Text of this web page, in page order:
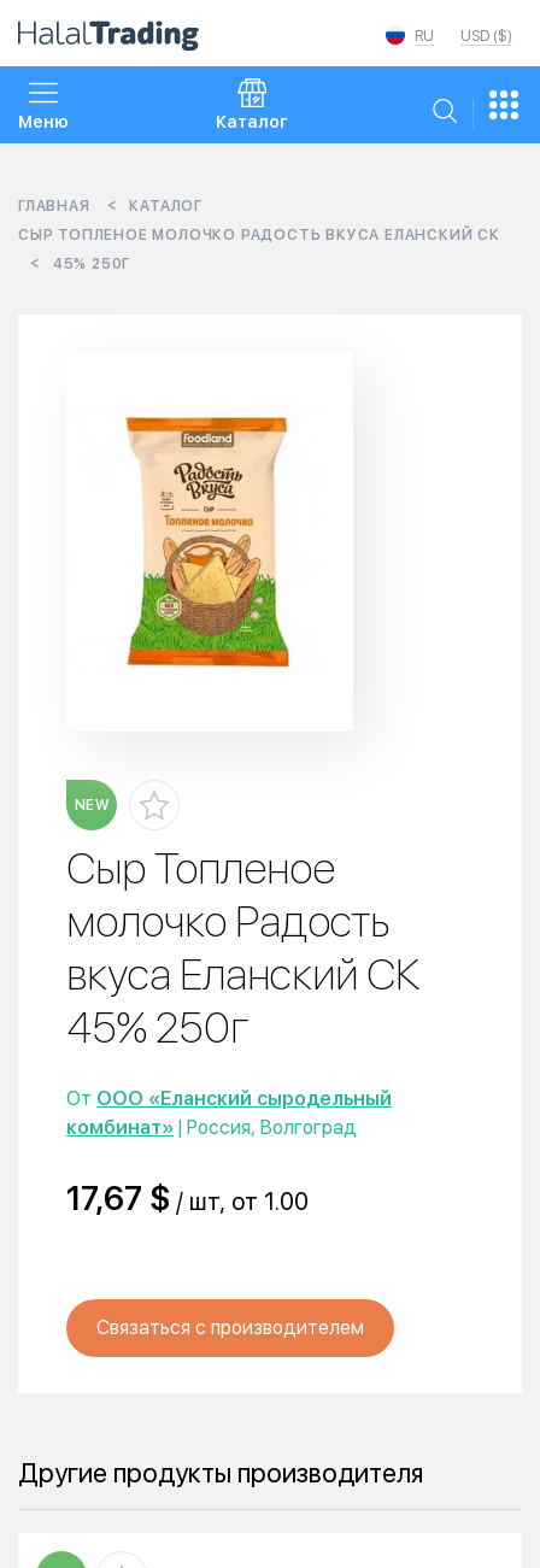
USD ($)
RU
Меню Каталог
ГЛАВНАЯ
КАТАЛОГ
СЫР ТОПЛЕНОЕ МОЛОЧКО РАДОСТЬ ВКУСА ЕЛАНСКИЙ СК
45% 250Г
NEW
Сыр Топленое
молочко Радость
вкуса Еланский СК
45% 250г
От ООО «Еланский сыродельный
комбинат» | Россия, Волгоград
17,67 $ / шт, от 1.00
Связаться с производителем
Другие продукты производителя